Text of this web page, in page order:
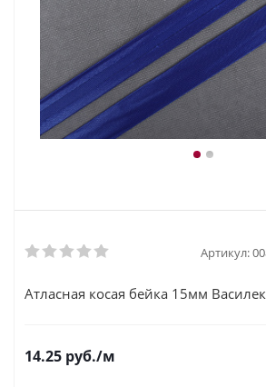
Артикул:
Атласная косая бейка 15мм
14.25 руб./м